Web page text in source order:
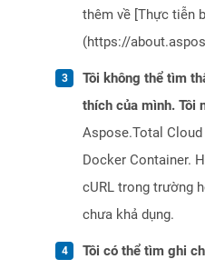
thêm về [Thực tiễn
(https://
Tôi không thể tìm
thích của mình. Tôi
Aspose.Total
Docker Container.
cURL trong trường
chưa khả dụng.
Tôi có thể tìm ghi